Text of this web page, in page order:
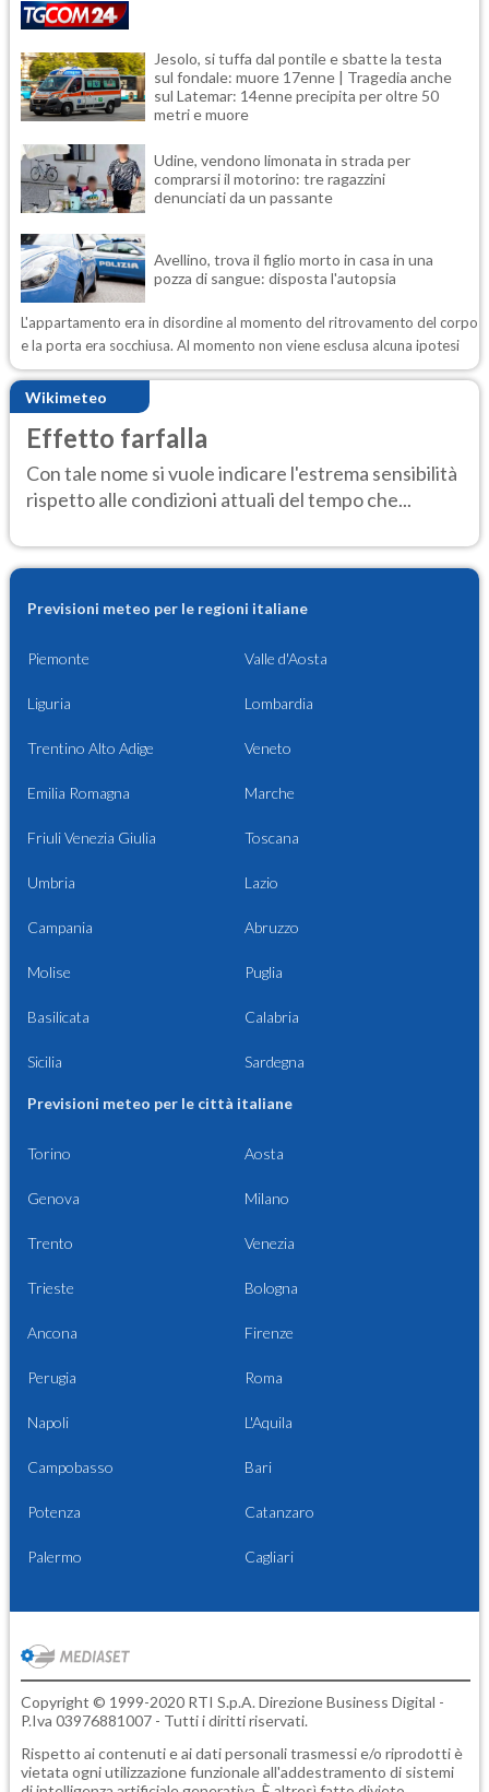
Jesolo, si tuffa dal pontile e sbatte la testa
sul fondale: muore 17enne | Tragedia anche
sul Latemar: 14enne precipita per oltre 50
metri e muore
Udine, vendono limonata in strada per
comprarsi il motorino: tre ragazzini
denunciati da un passante
Avellino, trova il figlio morto in casa in una
pozza di sangue: disposta l'autopsia
L'appartamento era in disordine al momento del ritrovamento del corpo
e la porta era socchiusa. Al momento non viene esclusa alcuna ipotesi
Wikimeteo
Effetto farfalla
Con tale nome si vuole indicare l'estrema sensibilità
rispetto alle condizioni attuali del tempo che...
Previsioni meteo per le regioni italiane
Piemonte Valle d'Aosta
Liguria Lombardia
Trentino Alto Adige Veneto
Emilia Romagna Marche
Friuli Venezia Giulia Toscana
Umbria Lazio
Campania Abruzzo
Molise Puglia
Basilicata Calabria
Sicilia Sardegna
Previsioni meteo per le città italiane
Torino Aosta
Genova Milano
Trento Venezia
Trieste Bologna
Ancona Firenze
Perugia Roma
Napoli L'Aquila
Campobasso Bari
Potenza Catanzaro
Palermo Cagliari
Copyright © 1999-2020 RTI S.p.A. Direzione Business Digital -
P.Iva 03976881007 - Tutti i diritti riservati.
Rispetto ai contenuti e ai dati personali trasmessi e/o riprodotti è
vietata ogni utilizzazione funzionale all'addestramento di sistemi